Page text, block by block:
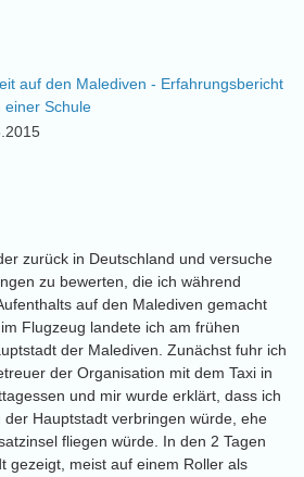
auf den Malediven - Erfahrungsbericht
einer Schule
zurück in Deutschland und versuche
zu bewerten, die ich während
auf den Malediven gemacht
Flugzeug landete ich am frühen
der Malediven. Zunächst fuhr ich
der Organisation mit dem Taxi in
und mir wurde erklärt, dass ich
der Hauptstadt verbringen würde, ehe
fliegen würde. In den 2 Tagen
gezeigt, meist auf einem Roller als